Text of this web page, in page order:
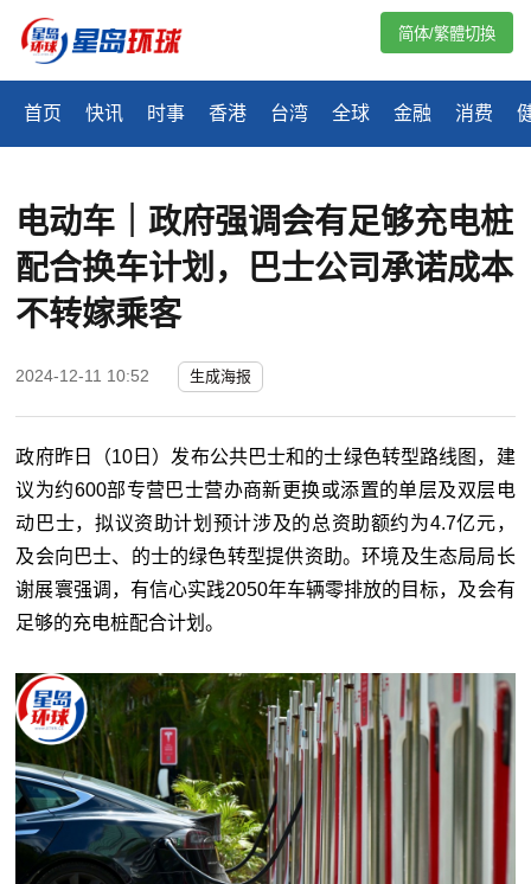
首页 快讯 时事 香港 台湾 全球 金融 消费
简体/繁體切換
电动车｜政府强调会有足够充电桩
配合换车计划，巴士公司承诺成本
不转嫁乘客
2024-12-11 10:52 生成海报
政府昨日（10日）发布公共巴士和的士绿色转型路线图，建
议为约600部专营巴士营办商新更换或添置的单层及双层电
动巴士，拟议资助计划预计涉及的总资助额约为4.7亿元，
及会向巴士、的士的绿色转型提供资助。环境及生态局局长
谢展寰强调，有信心实践2050年车辆零排放的目标，及会有
足够的充电桩配合计划。